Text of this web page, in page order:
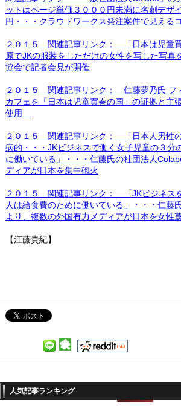
ットはページ単価３０００円未満に名刺デザ
円・・・クラウドワークス発注案件で見える
２０１５ 関連記事リンク： 「日本は児童
原でJKの服装をしただけの女性を写した写真
協会で記者会見が開催
２０１５ 関連記事リンク： 仁藤夢乃氏 フ
カフェを「日本は児童買春の国」の証拠と主
使用
２０１５ 関連記事リンク： 「日本人男性
病的・・・JKビジネスで働く女子児童の３分
に働いている」・・・仁藤氏の社団法人
ディアが日本を集中砲火
２０１５ 関連記事リンク： 「JKビジネス
人は給食費のために働いている」・・・仁藤
より、複数の外国有力メディアが日本を女性
【江藤貴紀】
人気記事ランキング